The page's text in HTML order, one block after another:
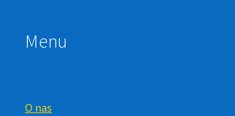
Menu
O nas